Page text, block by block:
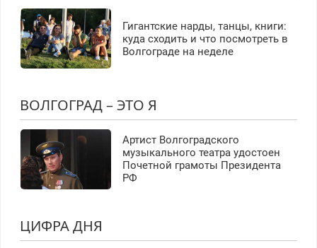
Гигантские нарды, танцы, книги:
куда сходить и что посмотреть в
Волгограде на неделе
ВОЛГОГРАД – ЭТО Я
Артист Волгоградского
музыкального театра удостоен
Почетной грамоты Президента
РФ
ЦИФРА ДНЯ